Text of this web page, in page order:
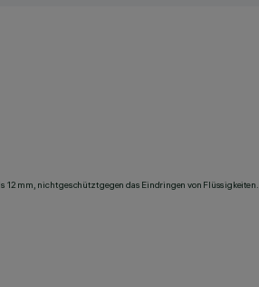
12 mm, nicht geschützt gegen das Eindringen von Flüssigkeiten.